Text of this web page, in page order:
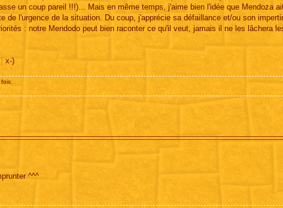
un coup pareil !!!)... Mais en même temps, j'aime bien l'idée que Mendoza
de l'urgence de la situation. Du coup, j'apprécie sa défaillance et/ou son
: notre Mendodo peut bien raconter ce qu'il veut, jamais il ne les lâchera
x-)
^^^